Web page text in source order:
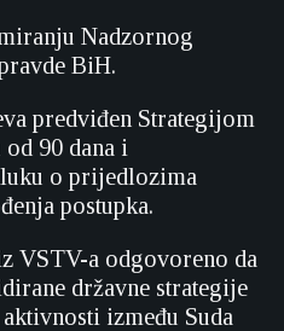
Nadzornog
BiH.
predviđen Strategijom
90 dana i
o prijedlozima
postupka.
VSTV-a odgovoreno da
državne strategije
između Suda